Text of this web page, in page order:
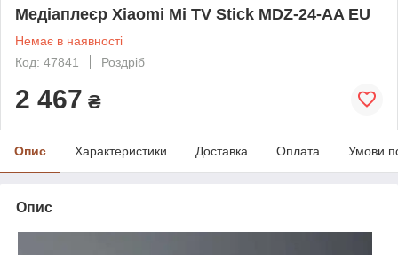
Медіаплеєр Xiaomi Mi TV Stick MDZ-24-AA EU
Немає в наявності
Код: 47841
Роздріб
2 467 ₴
Опис Характеристики Доставка Оплата Умови
Опис